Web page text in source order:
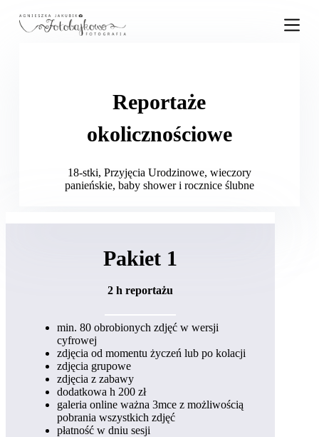
P
Reportaże
okolicznościowe
18-stki, Przyjęcia Urodzinowe, wieczory
panieńskie, baby shower i rocznice ślubne
Pakiet 1
2 h reportażu
min. 80 obrobionych zdjęć w wersji
cyfrowej
zdjęcia od momentu życzeń lub po kolacji
zdjęcia grupowe
zdjęcia z zabawy
dodatkowa h 200 zł
galeria online ważna 3mce z możliwością
pobrania wszystkich zdjęć
płatność w dniu sesji